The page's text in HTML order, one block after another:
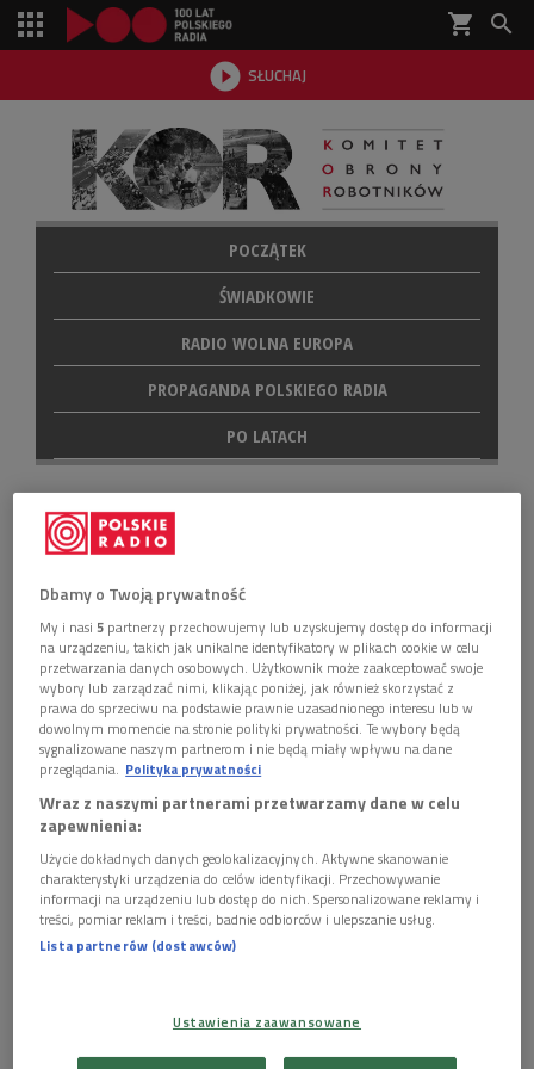
shopping_cart 
 SŁUCHAJ

POCZĄTEK
ŚWIADKOWIE
RADIO WOLNA EUROPA
PROPAGANDA POLSKIEGO RADIA
PO LATACH
Anka Kowalska
ostatnia aktualizacja:
19.09.2016 07:00
AUDIO 2 pliki
 07'53
Rozmowa z Anką Kowalską na temat
przygotowań do procesu KOR oraz stanu
zdrowia uwięzionych, m.in. Andrzeja Słowika,
Jacka Kuronia i Andrzeja Gwiazdy. (RWE, 1983)
Anka Kowalska o stosunkach pomiędzy rządem a
ludźmi kultury, również o więźniach politycznych.
Dbamy o Twoją prywatność
My i nasi5 partnerzy przechowujemy lub uzyskujemy dostęp do informacji
na urządzeniu, takich jak unikalne identyfikatory w plikach cookie w celu
przetwarzania danych osobowych. Użytkownik może zaakceptować swoje
wybory lub zarządzać nimi, klikając poniżej, jak również skorzystać z
prawa do sprzeciwu na podstawie prawnie uzasadnionego interesu lub w
dowolnym momencie na stronie polityki prywatności. Te wybory będą
sygnalizowane naszym partnerom i nie będą miały wpływu na dane
przeglądania. Polityka prywatności
Wraz z naszymi partnerami przetwarzamy dane w celu
zapewnienia:
Użycie dokładnych danych geolokalizacyjnych. Aktywne skanowanie
charakterystyki urządzenia do celów identyfikacji. Przechowywanie
informacji na urządzeniu lub dostęp do nich. Spersonalizowane reklamy i
treści, pomiar reklam i treści, badnie odbiorców i ulepszanie usług.
Lista partnerów (dostawców)
Ustawienia zaawansowane